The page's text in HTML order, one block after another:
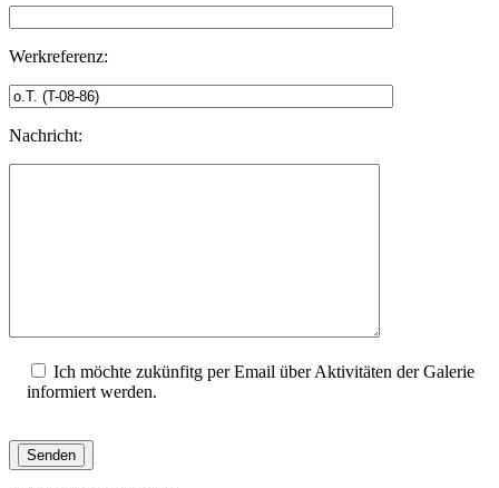
Werkreferenz:
Nachricht:
Ich möchte zukünfitg per Email über Aktivitäten der Galerie
informiert werden.